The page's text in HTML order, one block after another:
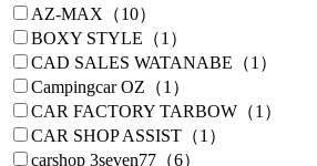
AZ-MAX（10）
BOXY STYLE（1）
CAD SALES WATANABE（1）
Campingcar OZ（1）
CAR FACTORY TARBOW（1）
CAR SHOP ASSIST（1）
carshop 3seven77（6）